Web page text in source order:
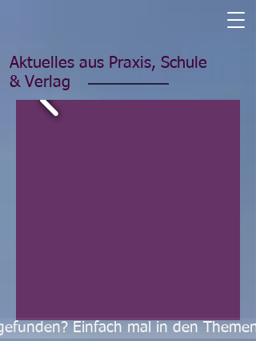
Aktuelles aus Praxis, Schule
& Verlag
Einfach mal in den